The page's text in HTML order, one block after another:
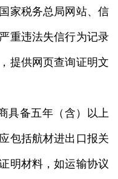
家税务总局网站、信
重违法失信行为记录
提供网页查询证明文
备五年（含）以上
包括航材进出口报关
明材料，如运输协议